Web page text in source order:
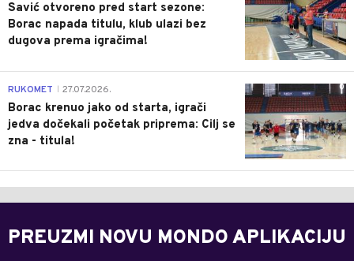
Savić otvoreno pred start sezone:
Borac napada titulu, klub ulazi bez
dugova prema igračima!
0
RUKOMET 27.07.2026.
Borac krenuo jako od starta, igrači
jedva dočekali početak priprema: Cilj se
zna - titula!
PREUZMI NOVU MONDO APLIKACIJU